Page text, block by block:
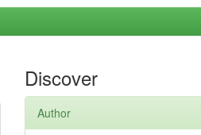
Discover
Author